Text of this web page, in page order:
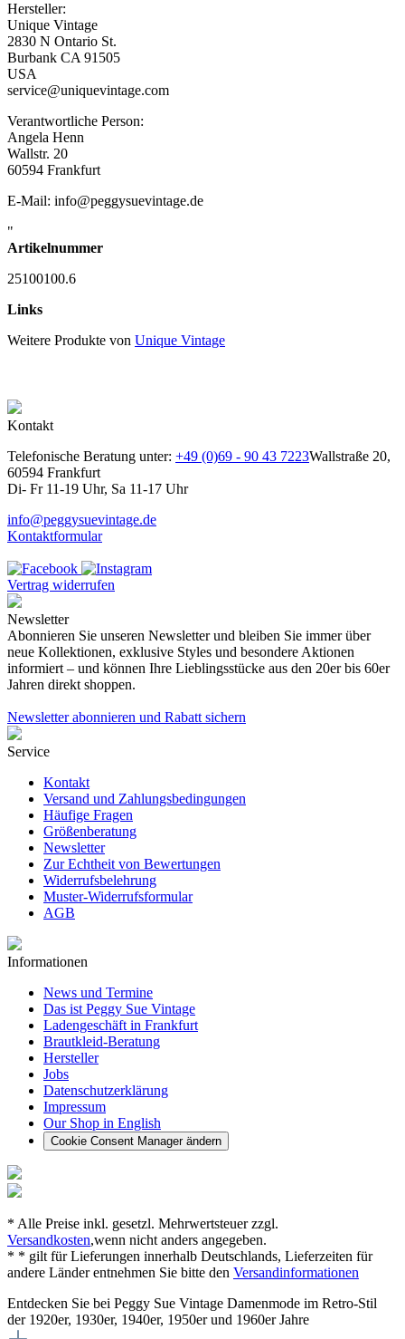
Hersteller:
Unique Vintage
2830 N Ontario St.
Burbank CA 91505
USA
service@uniquevintage.com
Verantwortliche Person:
Angela Henn
Wallstr. 20
60594 Frankfurt
E-Mail: info@peggysuevintage.de
"
Artikelnummer
25100100.6
Links
Weitere Produkte von Unique Vintage
Kontakt
Telefonische Beratung unter: +49 (0)69 - 90 43 7223Wallstraße 20,
60594 Frankfurt
Di- Fr 11-19 Uhr, Sa 11-17 Uhr
info@peggysuevintage.de
Kontaktformular
Vertrag widerrufen
Newsletter
Abonnieren Sie unseren Newsletter und bleiben Sie immer über
neue Kollektionen, exklusive Styles und besondere Aktionen
informiert – und können Ihre Lieblingsstücke aus den 20er bis 60er
Jahren direkt shoppen.
Newsletter abonnieren und Rabatt sichern
Service
Kontakt
Versand und Zahlungsbedingungen
Häufige Fragen
Größenberatung
Newsletter
Zur Echtheit von Bewertungen
Widerrufsbelehrung
Muster-Widerrufsformular
AGB
Informationen
News und Termine
Das ist Peggy Sue Vintage
Ladengeschäft in Frankfurt
Brautkleid-Beratung
Hersteller
Jobs
Datenschutzerklärung
Impressum
Our Shop in English
Cookie Consent Manager ändern
* Alle Preise inkl. gesetzl. Mehrwertsteuer zzgl.
Versandkosten,wenn nicht anders angegeben.
* * gilt für Lieferungen innerhalb Deutschlands, Lieferzeiten für
andere Länder entnehmen Sie bitte den Versandinformationen
Entdecken Sie bei Peggy Sue Vintage Damenmode im Retro-Stil
der 1920er, 1930er, 1940er, 1950er und 1960er Jahre